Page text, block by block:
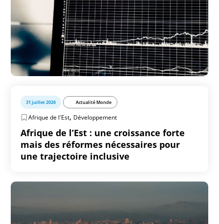
31 juillet 2026 Actualité Monde
Afrique de l'Est, Développement
Afrique de l’Est : une croissance forte
mais des réformes nécessaires pour
une trajectoire inclusive